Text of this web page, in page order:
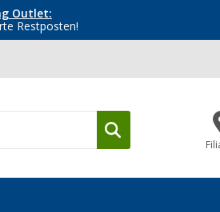
Outlet:
Restposten!